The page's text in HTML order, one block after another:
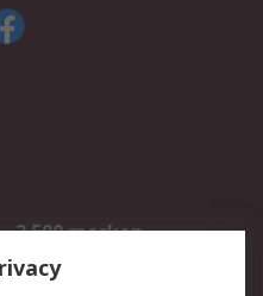
2.500 merken
Inkoopoplossingen